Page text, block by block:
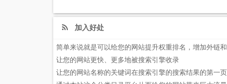
加入好处
简单来说就是可以给您的网站提升权重排名，增加外链
让您的网站更快、更多地被搜索引擎收录
让您的网站名称的关键词在搜索引擎的搜索结果的第一